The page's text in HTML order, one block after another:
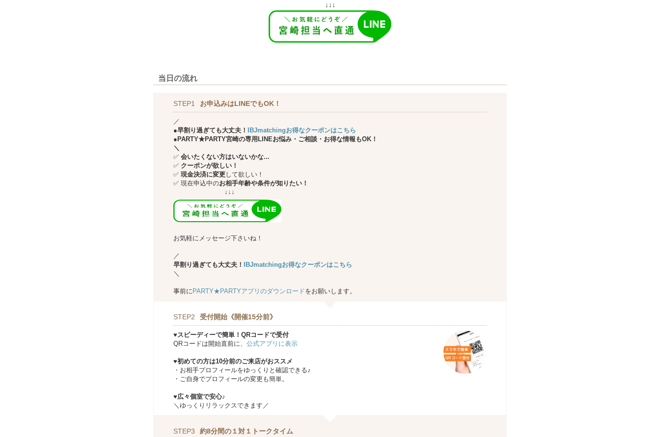
↓↓↓
当日の流れ
STEP1 お申込みはLINEでもOK！
／
●早割り過ぎても大丈夫！
IBJmatchingお得なクーポンはこちら
●PARTY★PARTY宮崎の専用LINEお悩み・ご相談・お得な情報もOK！
＼
✅ 会いたくない方はいないかな...
✅ クーポンが欲しい！
✅ 現金決済に変更して欲しい！
✅ 現在申込中のお相手年齢や条件が知りたい！
↓↓↓
お気軽にメッセージ下さいね！
／
早割り過ぎても大丈夫！
IBJmatchingお得なクーポンはこちら
＼
事前に PARTY★PARTYアプリのダウンロードをお願いします。
STEP2 受付開始《開催15分前》
♥スピーディーで簡単！QRコードで受付
QRコードは開始直前に、 公式アプリに表示
♥初めての方は10分前のご来店がおススメ
・お相手プロフィールをゆっくりと確認できる♪
・ご自身でプロフィールの変更も簡単。
♥広々個室で安心♪
＼ゆっくりリラックスできます／
STEP3 約8分間の１対１トークタイム